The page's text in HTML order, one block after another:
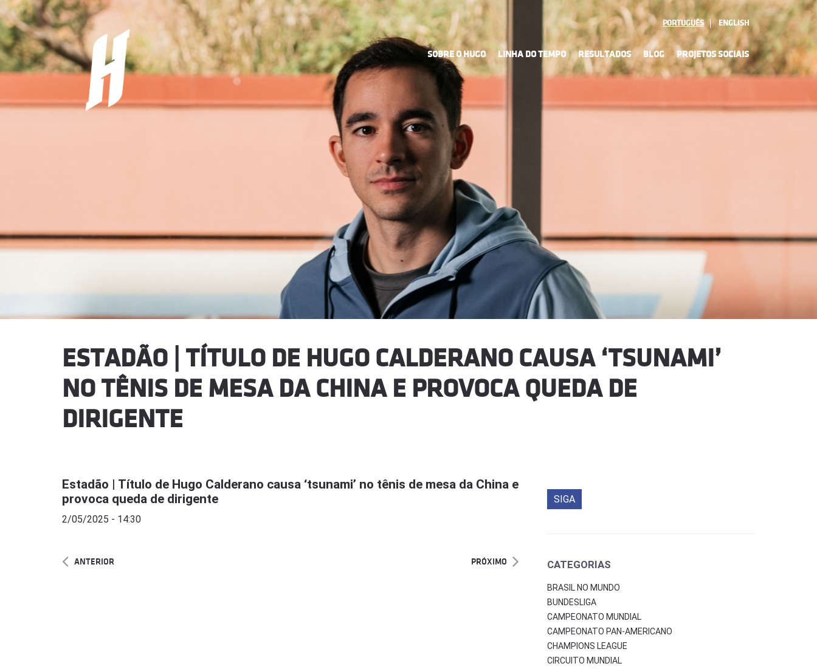
PORTUGUÊS ENGLISH
SOBRE O HUGO LINHA DO TEMPO RESULTADOS BLOG PROJETOS SOCIAIS
ESTADÃO | TÍTULO DE HUGO CALDERANO CAUSA ‘TSUNAMI’
NO TÊNIS DE MESA DA CHINA E PROVOCA QUEDA DE
DIRIGENTE
Estadão | Título de Hugo Calderano causa ‘tsunami’ no tênis de mesa da China e
provoca queda de dirigente
2/05/2025 - 14:30
ANTERIOR PRÓXIMO
SIGA
CATEGORIAS
BRASIL NO MUNDO
BUNDESLIGA
CAMPEONATO MUNDIAL
CAMPEONATO PAN-AMERICANO
CHAMPIONS LEAGUE
CIRCUITO MUNDIAL